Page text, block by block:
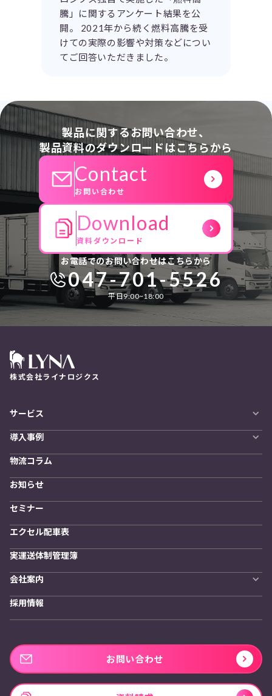
騰」に関するアンケート結果を公
開。 2021年から続く燃料高騰を受
けての実際の影響や対策などについ
てご回答いただきました。
製品に関するお問い合わせ、
製品資料のダウンロードはこちらから
Contact
お問い合わせ
Download
資料ダウンロード
お電話でのお問い合わせはこちらから
047-701-5526
平日9:00~18:00
株式会社ライナロジクス
サービス
LYNA DXプラットフォーム
発着管理オプション
訪問計画
物流拠点最適化
開発者向けサービス
導入事例
導入をご検討の方へ
物流コラム
お知らせ
セミナー
エクセル配車表
実運送体制管理簿
会社案内
私たちの想い
採用情報
お問い合わせ